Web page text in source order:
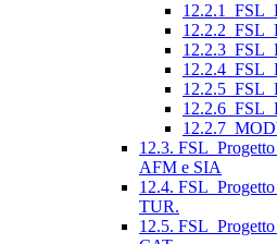
12.3.
AFM e SIA
12.4.
TUR.
12.5.